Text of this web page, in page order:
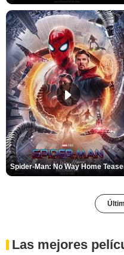
Spider-Man: No Way Home
Las mejores